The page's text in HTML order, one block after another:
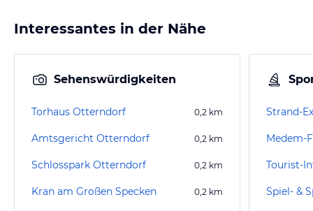
Interessantes in der Nähe
Sehenswürdigkeiten
Torhaus Otterndorf 0,2 km
Amtsgericht Otterndorf 0,2 km
Schlosspark Otterndorf 0,2 km
Kran am Großen Specken 0,2 km
Strand-
Medem-
Tourist-
Spiel- &